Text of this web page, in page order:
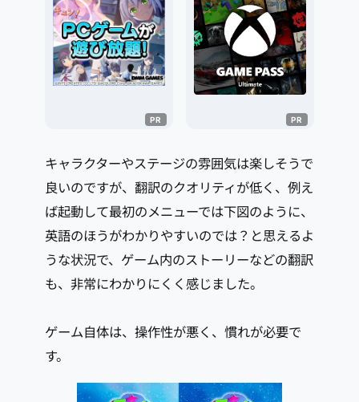
キャラクターやステージの雰囲気は楽しそうで
良いのですが、翻訳のクオリティが低く、例え
ば起動して最初のメニューでは下図のように、
英語のほうがわかりやすいのでは？と思えるよ
うな状況で、ゲーム内のストーリーなどの翻訳
も、非常にわかりにくく感じました。
ゲーム自体は、操作性が悪く、慣れが必要で
す。